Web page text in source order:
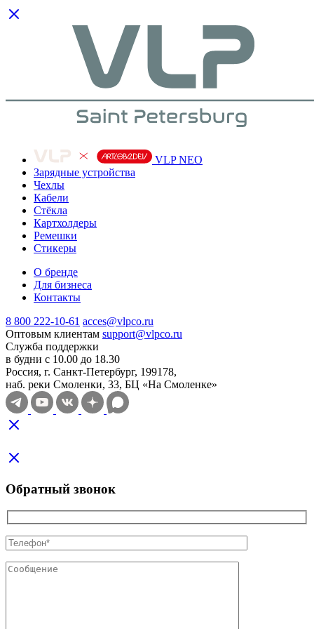
VLP NEO
Зарядные устройства
Чехлы
Кабели
Cтёкла
Картхолдеры
Ремешки
Стикеры
О бренде
Для бизнеса
Контакты
8 800 222-10-61 acces@vlpco.ru
Оптовым клиентам support@vlpco.ru
Служба поддержки
в будни с 10.00 до 18.30
Россия, г. Санкт-Петербург, 199178,
наб. реки Смоленки, 33, БЦ «На Смоленке»
Обратный звонок